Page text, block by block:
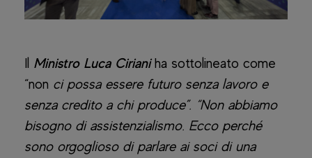
Il Ministro Luca Cirianiha sottolineato come
“non ci possa essere futuro senza lavoro e
senza credito a chi produce”. “Non abbiamo
bisogno di assistenzialismo. Ecco perché
sono orgoglioso di parlare ai soci di una